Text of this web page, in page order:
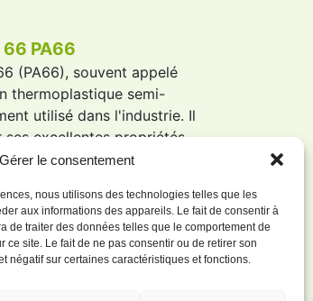
Gérer le consentement
nous utilisons des technologies telles que les
aux informations des appareils. Le fait de consentir à
de traiter des données telles que le comportement de
ce site. Le fait de ne pas consentir ou de retirer son
négatif sur certaines caractéristiques et fonctions.
66 PA66
(PA66), souvent appelé
thermoplastique semi-
utilisé dans l'industrie. Il
ses excellentes propriétés
rigidité et sa résistance à la